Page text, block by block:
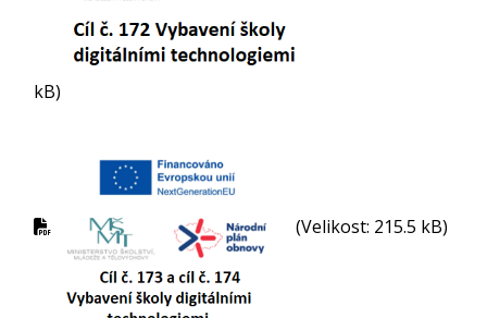
kB)
(Velikost: 215.5 kB)